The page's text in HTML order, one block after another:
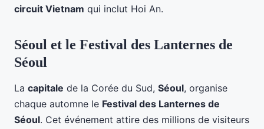
circuit Vietnam qui inclut Hoi An.
Séoul et le Festival des Lanternes de
Séoul
La capitale de la Corée du Sud, Séoul, organise
chaque automne le Festival des Lanternes de
Séoul. Cet événement attire des millions de visiteurs